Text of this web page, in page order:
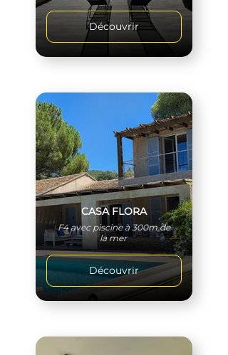
Découvrir
CASA FLORA
F4 avec piscine à 300m de
la mer
Découvrir